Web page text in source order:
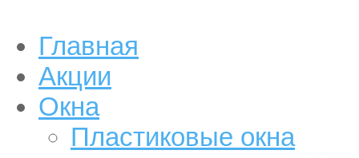
Главная
Акции
Окна
Пластиковые окна